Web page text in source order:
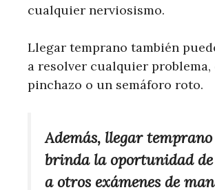
cualquier nerviosismo.
Llegar temprano también
a resolver cualquier problema,
pinchazo o un semáforo roto.
Además, llegar
brinda la oportunidad
a otros exámenes de